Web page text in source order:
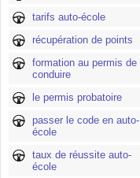
tarifs auto-école
récupération de points
formation au permis de
conduire
le permis probatoire
passer le code en auto-
école
taux de réussite auto-
école